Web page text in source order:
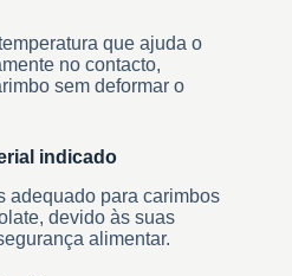
que ajuda o
no contacto,
sem deformar o
indicado
adequado para carimbos
devido às suas
alimentar.